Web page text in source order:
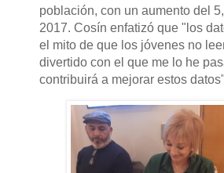
población, con un aumento del
2017. Cosín enfatizó que "los
el mito de que los jóvenes no
divertido con el que me lo he
contribuirá a mejorar estos